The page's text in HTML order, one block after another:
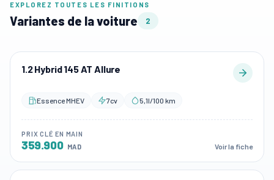
EXPLOREZ TOUTES LES FINITIONS
Variantes de la voiture 2
1.2 Hybrid 145 AT Allure
Essence MHEV 7cv 5,1l/100 km
PRIX CLÉ EN MAIN
359.900 MAD Voir la fiche